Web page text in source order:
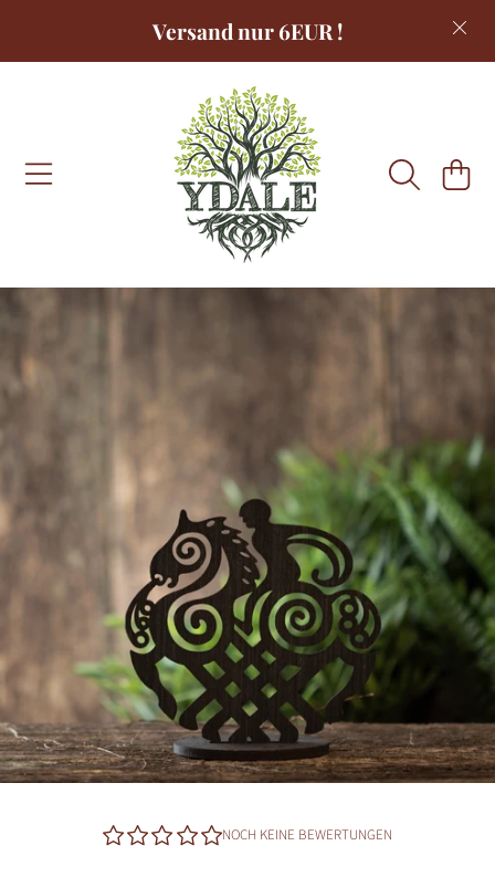
DIREKT ZUM INHALTVersand nur 6EUR !
DIREKT ZU DEN PRODUKTINFORMATIONEN
NOCH KEINE BEWERTUNGEN